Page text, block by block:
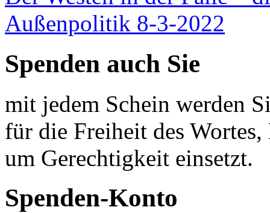
Außenpolitik 8-3-2022
Spenden auch Sie
mit jedem Schein werden
für die Freiheit des
um Gerechtigkeit einsetzt.
Spenden-Konto